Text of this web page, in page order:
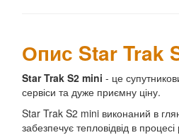
Опис Star Trak
Star Trak S2 mini - це
сервіси та дуже приємну ціну.
Star Trak S2 mini виконаний в
забезпечує тепловідвід в